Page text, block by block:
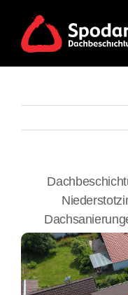
content